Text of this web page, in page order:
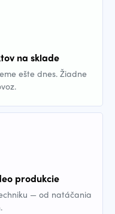
na sklade
ešte dnes. Žiadne
produkcie
— od natáčania